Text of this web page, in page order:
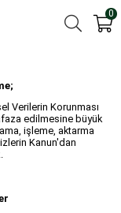
0
Verilerin Korunması
edilmesine büyük
işleme, aktarma
Kanun'dan